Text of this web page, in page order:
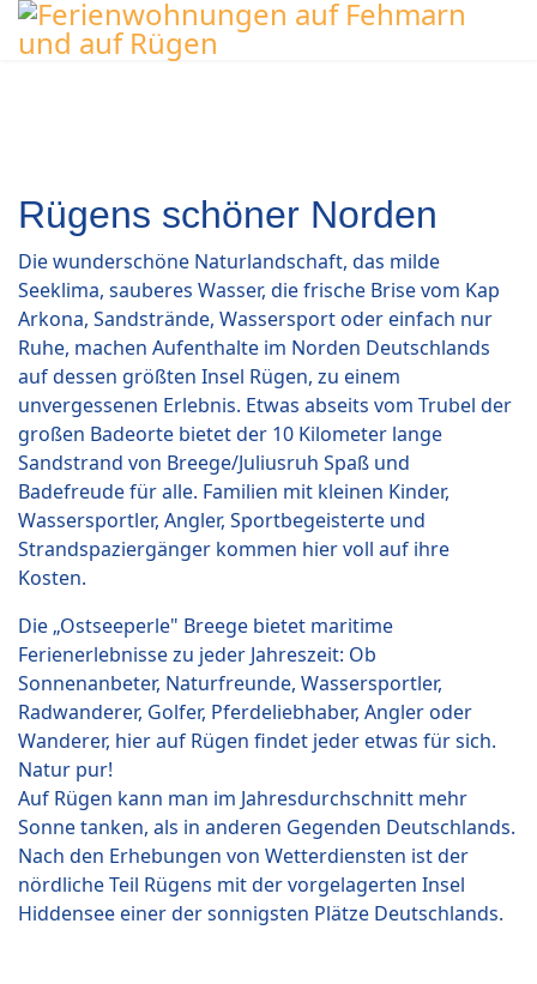
Rügens schöner Norden
Die wunderschöne Naturlandschaft, das milde
Seeklima, sauberes Wasser, die frische Brise vom Kap
Arkona, Sandstrände, Wassersport oder einfach nur
Ruhe, machen Aufenthalte im Norden Deutschlands
auf dessen größten Insel Rügen, zu einem
unvergessenen Erlebnis. Etwas abseits vom Trubel der
großen Badeorte bietet der 10 Kilometer lange
Sandstrand von Breege/Juliusruh Spaß und
Badefreude für alle. Familien mit kleinen Kinder,
Wassersportler, Angler, Sportbegeisterte und
Strandspaziergänger kommen hier voll auf ihre
Kosten.
Die „Ostseeperle" Breege bietet maritime
Ferienerlebnisse zu jeder Jahreszeit: Ob
Sonnenanbeter, Naturfreunde, Wassersportler,
Radwanderer, Golfer, Pferdeliebhaber, Angler oder
Wanderer, hier auf Rügen findet jeder etwas für sich.
Natur pur!
Auf Rügen kann man im Jahresdurchschnitt mehr
Sonne tanken, als in anderen Gegenden Deutschlands.
Nach den Erhebungen von Wetterdiensten ist der
nördliche Teil Rügens mit der vorgelagerten Insel
Hiddensee einer der sonnigsten Plätze Deutschlands.